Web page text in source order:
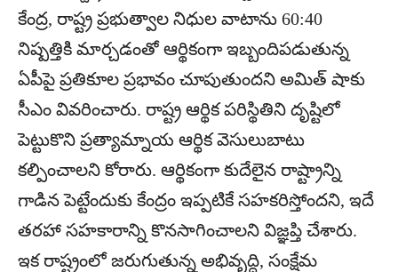
కేంద్ర, రాష్ట్ర ప్రభుత్వాల నిధుల వాటాను 60:40
నిష్పత్తికి మార్చడంతో ఆర్థికంగా ఇబ్బందిపడుతున్న
ఏపీపై ప్రతికూల ప్రభావం చూపుతుందని అమిత్ షాకు
సీఎం వివరించారు. రాష్ట్ర ఆర్థిక పరిస్థితిని దృష్టిలో
పెట్టుకొని ప్రత్యామ్నాయ ఆర్థిక వెసులుబాటు
కల్పించాలని కోరారు. ఆర్థికంగా కుదేలైన రాష్ట్రాన్ని
గాడిన పెట్టేందుకు కేంద్రం ఇప్పటికే సహకరిస్తోందని, ఇదే
తరహా సహకారాన్ని కొనసాగించాలని విజ్ఞప్తి చేశారు.
ఇక రాష్ట్రంలో జరుగుతున్న అభివృద్ధి, సంక్షేమ